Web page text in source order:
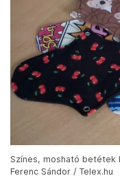
Színes, mosható betétek
Ferenc Sándor / Telex.hu